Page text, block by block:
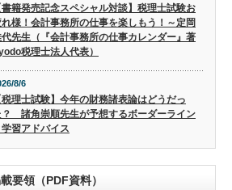
書籍発売記念スペシャル対談】税理士試験お
様！会計事務所の仕事を楽しもう！～定岡
先生（『会計事務所の仕事カレンダー』著
税理士法人代表）
8/6
税理士試験】今年の財務諸表論はどうだっ
？ 諸角崇順先生が予想するボーダーライン
学習アドバイス
要領（PDF資料）